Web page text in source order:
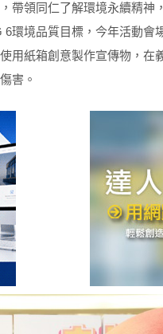
帶領同仁了解環境永續精神
環境品質目標，今年活動會
用紙箱創意製作宣傳物，在
害。